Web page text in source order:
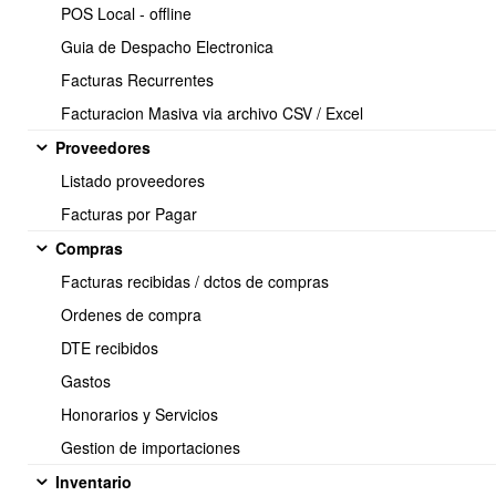
POS Local - offline
Guia de Despacho Electronica
Facturas Recurrentes
Facturacion Masiva via archivo CSV / Excel
Proveedores
Listado proveedores
Facturas por Pagar
Compras
Facturas recibidas / dctos de compras
Ordenes de compra
DTE recibidos
Gastos
Honorarios y Servicios
Gestion de importaciones
Inventario